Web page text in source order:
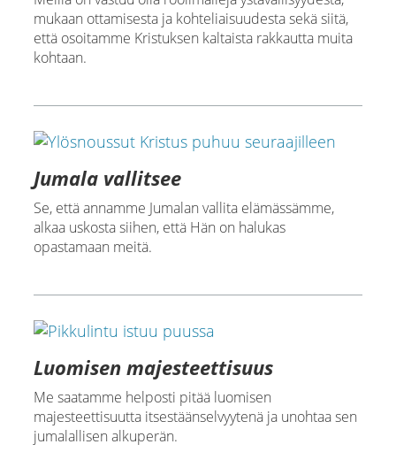
mukaan ottamisesta ja kohteliaisuudesta sekä siitä,
että osoitamme Kristuksen kaltaista rakkautta muita
kohtaan.
Jumala vallitsee
Se, että annamme Jumalan vallita elämässämme,
alkaa uskosta siihen, että Hän on halukas
opastamaan meitä.
Luomisen majesteettisuus
Me saatamme helposti pitää luomisen
majesteettisuutta itsestäänselvyytenä ja unohtaa sen
jumalallisen alkuperän.